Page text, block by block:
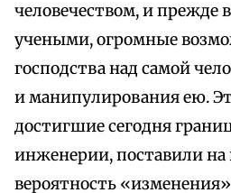
человечеством, и прежде
учеными, огромные
господства над самой
и манипулирования ею.
достигшие сегодня
инженерии, поставили на
вероятность